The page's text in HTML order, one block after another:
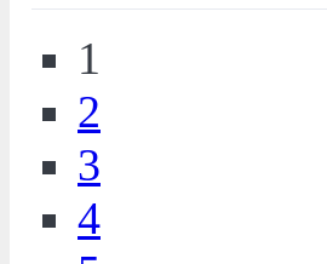
1
2
3
4